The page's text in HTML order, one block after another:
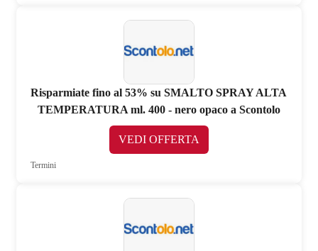
Risparmiate fino al 53% su SMALTO SPRAY ALTA
TEMPERATURA ml. 400 - nero opaco a Scontolo
VEDI OFFERTA
Termini